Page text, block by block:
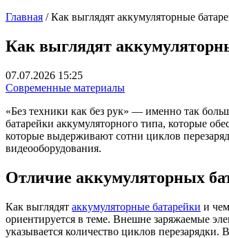
Главная / Как выглядят аккумуляторные
Как выглядят
07.07.2026 15:25
Современные материалы
«Без техники как без рук» — именно так
батарейки аккумуляторного типа, которые
которые выдерживают сотни циклов
видеооборудования.
Отличие аккумуляторных
Как выглядят аккумуляторные батарейки и
ориентируется в теме. Внешне заряжаемые
указывается количество циклов